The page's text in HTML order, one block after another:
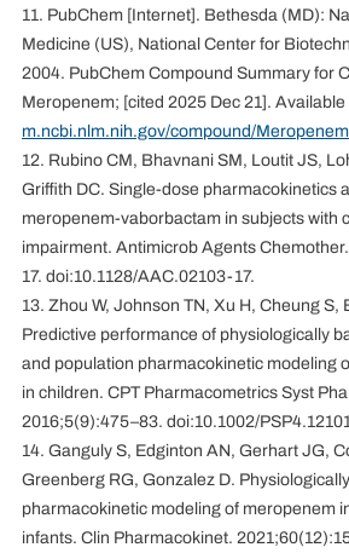
11. PubChem [Internet]. Bethesda (MD):
Medicine (US), National Center for
2004. PubChem Compound Summary for
Meropenem; [cited 2025 Dec 21].
m.ncbi.nlm.nih.gov/compound/Meropenem
12. Rubino CM, Bhavnani SM, Loutit JS,
Griffith DC. Single-dose pharmacokinetics
meropenem-vaborbactam in subjects with
impairment. Antimicrob Agents
17. doi:10.1128/AAC.02103-17.
13. Zhou W, Johnson TN, Xu H, Cheung S,
Predictive performance of physiologically
and population pharmacokinetic modeling
in children. CPT Pharmacometrics Syst
2016;5(9):475–83. doi:10.1002/
14. Ganguly S, Edginton AN, Gerhart JG,
Greenberg RG, Gonzalez D.
pharmacokinetic modeling of meropenem
infants. Clin Pharmacokinet.